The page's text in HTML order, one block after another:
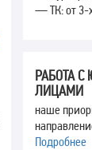
— ТК: от 3-
РАБОТА
ЛИЦАМИ
наше
Подробнее